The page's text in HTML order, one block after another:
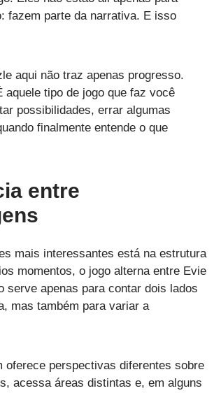
fazem parte da narrativa. E isso
aqui não traz apenas progresso.
aquele tipo de jogo que faz você
possibilidades, errar algumas
finalmente entende o que
entre
mais interessantes está na estrutura
momentos, o jogo alterna entre Evie
serve apenas para contar dois lados
mas também para variar a
oferece perspectivas diferentes sobre
acessa áreas distintas e, em alguns